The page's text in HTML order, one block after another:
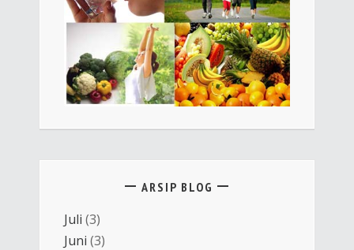
ARSIP BLOG
Juli (3)
Juni (3)